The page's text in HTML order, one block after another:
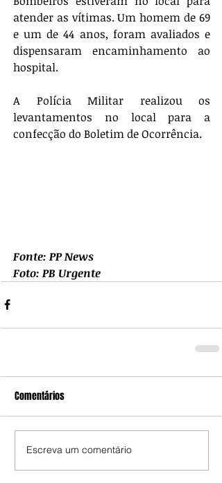
atender as vítimas. Um homem de 69
e um de 44 anos, foram avaliados e
dispensaram encaminhamento ao
hospital.
A Polícia Militar realizou os
levantamentos no local para a
confecção do Boletim de Ocorrência.
Fonte: PP News
Foto: PB Urgente
Comentários
Escreva um comentário